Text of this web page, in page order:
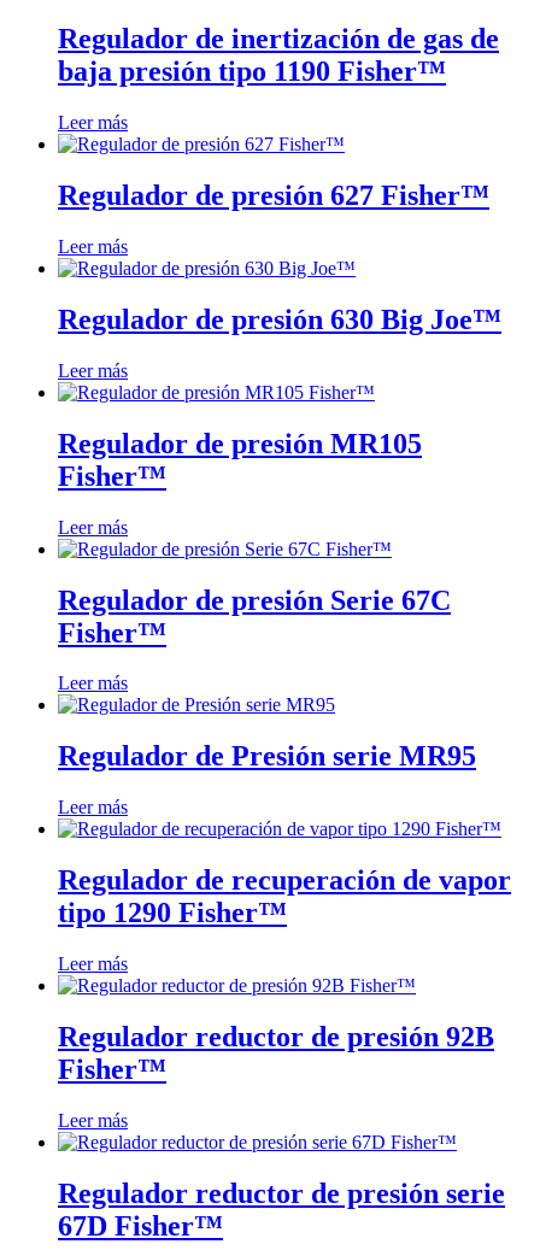
Regulador de inertización de gas de
baja presión tipo 1190 Fisher™
Leer más
Regulador de presión 627 Fisher™
Leer más
Regulador de presión 630 Big Joe™
Leer más
Regulador de presión MR105
Fisher™
Leer más
Regulador de presión Serie 67C
Fisher™
Leer más
Regulador de Presión serie MR95
Leer más
Regulador de recuperación de vapor
tipo 1290 Fisher™
Leer más
Regulador reductor de presión 92B
Fisher™
Leer más
Regulador reductor de presión serie
67D Fisher™